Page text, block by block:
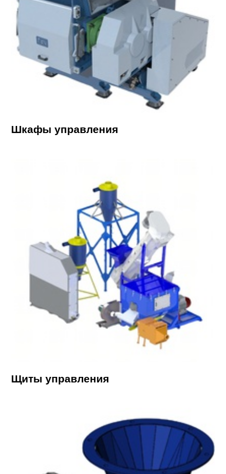
Шкафы управления
Щиты управления